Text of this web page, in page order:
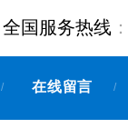
全国服务热线：
/ 在线留言 /